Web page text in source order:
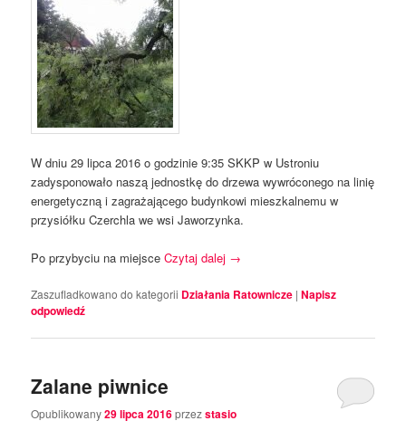
W dniu 29 lipca 2016 o godzinie 9:35 SKKP w Ustroniu
zadysponowało naszą jednostkę do drzewa wywróconego na linię
energetyczną i zagrażającego budynkowi mieszkalnemu w
przysiółku Czerchla we wsi Jaworzynka.
Po przybyciu na miejsceCzytaj dalej →
Zaszufladkowano do kategorii Działania Ratownicze | Napisz
odpowiedź
Zalane piwnice
Opublikowany29 lipca 2016przezstasio